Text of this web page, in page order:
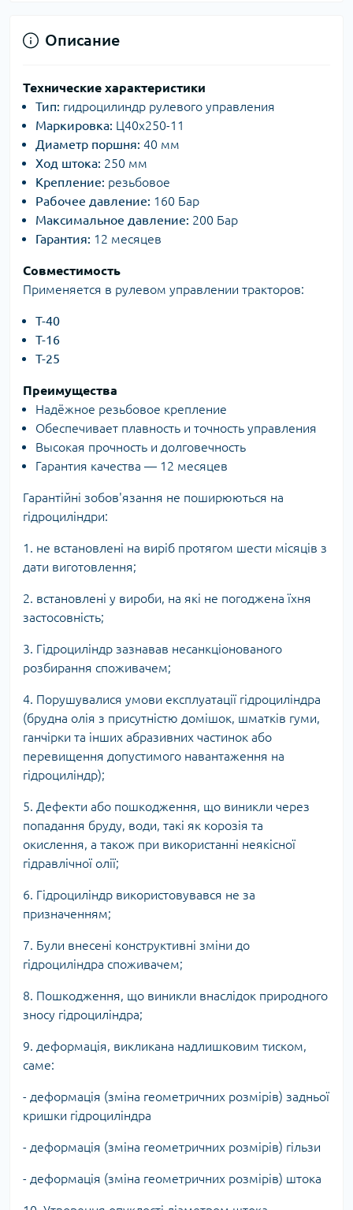
Описание
Технические характеристики
Тип: гидроцилиндр рулевого управления
Маркировка: Ц40х250-11
Диаметр поршня: 40 мм
Ход штока: 250 мм
Крепление: резьбовое
Рабочее давление: 160 Бар
Максимальное давление: 200 Бар
Гарантия: 12 месяцев
Совместимость
Применяется в рулевом управлении тракторов:
Т-40
Т-16
Т-25
Преимущества
Надёжное резьбовое крепление
Обеспечивает плавность и точность управления
Высокая прочность и долговечность
Гарантия качества — 12 месяцев
Гарантійні зобов'язання не поширюються на
гідроциліндри:
1. не встановлені на виріб протягом шести місяців з
дати виготовлення;
2. встановлені у вироби, на які не погоджена їхня
застосовність;
3. Гідроциліндр зазнавав несанкціонованого
розбирання споживачем;
4. Порушувалися умови експлуатації гідроциліндра
(брудна олія з присутністю домішок, шматків гуми,
ганчірки та інших абразивних частинок або
перевищення допустимого навантаження на
гідроциліндр);
5. Дефекти або пошкодження, що виникли через
попадання бруду, води, такі як корозія та
окислення, а також при використанні неякісної
гідравлічної олії;
6. Гідроциліндр використовувався не за
призначенням;
7. Були внесені конструктивні зміни до
гідроциліндра споживачем;
8. Пошкодження, що виникли внаслідок природного
зносу гідроциліндра;
9. деформація, викликана надлишковим тиском,
саме:
- деформація (зміна геометричних розмірів) задньої
кришки гідроциліндра
- деформація (зміна геометричних розмірів) гільзи
- деформація (зміна геометричних розмірів) штока